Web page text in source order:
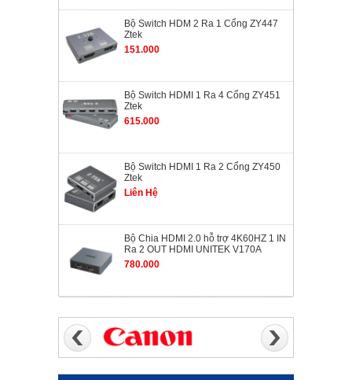
Bộ Switch HDM 2 Ra 1 Cổng ZY447
Ztek
151.000
Bộ Switch HDMI 1 Ra 4 Cổng ZY451
Ztek
615.000
Bộ Switch HDMI 1 Ra 2 Cổng ZY450
Ztek
Liên Hệ
Bộ Chia HDMI 2.0 hỗ trợ 4K60HZ 1 IN
Ra 2 OUT HDMI UNITEK V170A
780.000